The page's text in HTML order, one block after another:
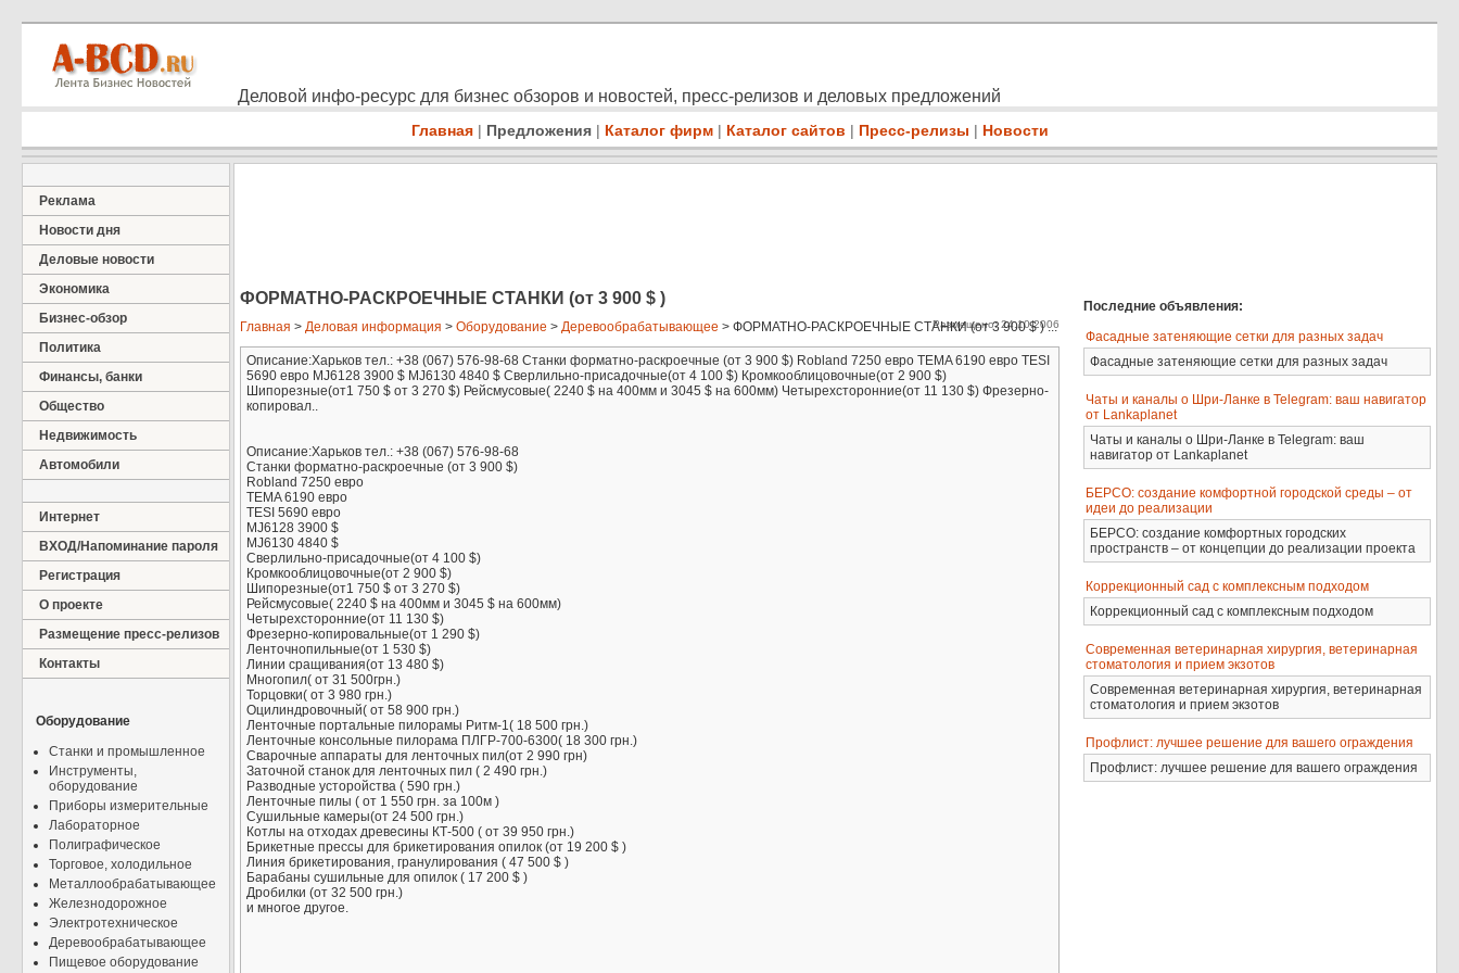
Деловой инфо-ресурс для бизнес обзоров и новостей, пресс-релизов и деловых предложений
Главная | Предложения | Каталог фирм | Каталог сайтов | Пресс-релизы | Новости
Реклама
Новости дня
Деловые новости
Экономика
Бизнес-обзор
Политика
Финансы, банки
Общество
Недвижимость
Автомобили
Интернет
ВХОД/Напоминание пароля
Регистрация
О проекте
Размещение пресс-релизов
Контакты
Оборудование
Станки и промышленное
Инструменты,
оборудование
Приборы измерительные
Лабораторное
Полиграфическое
Торговое, холодильное
Металлообрабатывающее
Железнодорожное
Электротехническое
Деревообрабатывающее
Пищевое оборудование
ФОРМАТНО-РАСКРОЕЧНЫЕ СТАНКИ (от 3 900 $ )
Главная > Деловая информация > Оборудование > Деревообрабатывающее > ФОРМАТНО-РАСКРОЕЧНЫЕ СТАНКИ (от 3 900 $ ) ...
Размещено: 24.10.2006
Описание:Харьков тел.: +38 (067) 576-98-68 Станки форматно-раскроечные (от 3 900 $) Robland 7250 евро TEMA 6190 евро TESI
5690 евро MJ6128 3900 $ MJ6130 4840 $ Сверлильно-присадочные(от 4 100 $) Кромкооблицовочные(от 2 900 $)
Шипорезные(от1 750 $ от 3 270 $) Рейсмусовые( 2240 $ на 400мм и 3045 $ на 600мм) Четырехсторонние(от 11 130 $) Фрезерно-
копировал..
Описание:Харьков тел.: +38 (067) 576-98-68
Станки форматно-раскроечные (от 3 900 $)
Robland 7250 евро
TEMA 6190 евро
TESI 5690 евро
MJ6128 3900 $
MJ6130 4840 $
Сверлильно-присадочные(от 4 100 $)
Кромкооблицовочные(от 2 900 $)
Шипорезные(от1 750 $ от 3 270 $)
Рейсмусовые( 2240 $ на 400мм и 3045 $ на 600мм)
Четырехсторонние(от 11 130 $)
Фрезерно-копировальные(от 1 290 $)
Ленточнопильные(от 1 530 $)
Линии сращивания(от 13 480 $)
Многопил( от 31 500грн.)
Торцовки( от 3 980 грн.)
Оцилиндровочный( от 58 900 грн.)
Ленточные портальные пилорамы Ритм-1( 18 500 грн.)
Ленточные консольные пилорама ПЛГР-700-6300( 18 300 грн.)
Сварочные аппараты для ленточных пил(от 2 990 грн)
Заточной станок для ленточных пил ( 2 490 грн.)
Разводные усторойства ( 590 грн.)
Ленточные пилы ( от 1 550 грн. за 100м )
Сушильные камеры(от 24 500 грн.)
Котлы на отходах древесины КТ-500 ( от 39 950 грн.)
Брикетные прессы для брикетирования опилок (от 19 200 $ )
Линия брикетирования, гранулирования ( 47 500 $ )
Барабаны сушильные для опилок ( 17 200 $ )
Дробилки (от 32 500 грн.)
и многое другое.
Последние объявления:
Фасадные затеняющие сетки для разных задач
Фасадные затеняющие сетки для разных задач
Чаты и каналы о Шри-Ланке в Telegram: ваш навигатор
от Lankaplanet
Чаты и каналы о Шри-Ланке в Telegram: ваш
навигатор от Lankaplanet
БЕРСО: создание комфортной городской среды – от
идеи до реализации
БЕРСО: создание комфортных городских
пространств – от концепции до реализации проекта
Коррекционный сад с комплексным подходом
Коррекционный сад с комплексным подходом
Современная ветеринарная хирургия, ветеринарная
стоматология и прием экзотов
Современная ветеринарная хирургия, ветеринарная
стоматология и прием экзотов
Профлист: лучшее решение для вашего ограждения
Профлист: лучшее решение для вашего ограждения